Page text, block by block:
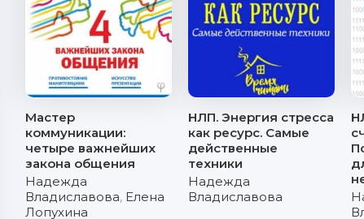
Мастер
коммуникации:
четыре важнейших
закона общения
Надежда
Владиславова, Елена
Лопухина
НЛП. Энергия стресса
как ресурс. Самые
действенные
техники
Надежда
Владиславова